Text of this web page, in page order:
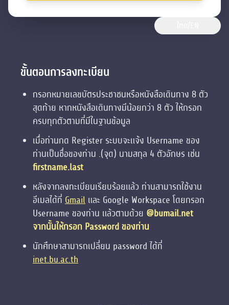
ขั้นตอนการลงทะเบียน
กรอกหมายเลขบัตรประชาชนหรือหนังสือเดินทาง 8 ตัว
สุดท้าย หากหนังสือเดินทางมีน้อยกว่า 8 ตัว ให้กรอก
ครบทุกตัวตามที่มีในฐานข้อมูล
เมื่อท่านกด Register ระบบจะแจ้ง Username ของ
ท่านเป็นชื่อของท่าน .(จุด) นามสกุล 4 ตัวอักษร เช่น
firstname.last
หลังจากลงทะเบียนเรียบร้อยแล้ว ท่านสามารถใช้งาน
อีเมลได้ที่ Gmail และ Google Workspace โดยกรอก
Username ของท่าน แล้วตามด้วย @bumail.net
จากนั้นให้กรอก Password ของท่าน
นักศึกษาสามารถเปลี่ยน password ได้ที่
inet.bu.ac.th